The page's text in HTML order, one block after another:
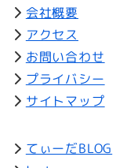
会社概要
アクセス
お問い合わせ
プライバシー
サイトマップ
てぃーだBLOG